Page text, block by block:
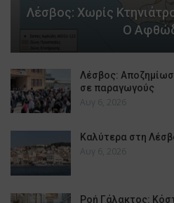
Λέσβος: Χωρίς
Ο
Λέσβος:
σε παραγωγούς
Αυγ 6, 2026
Καλύτερα στη
Αυγ 6, 2026
Ροή Γάλακτος: